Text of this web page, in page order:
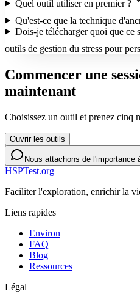
Quel outil utiliser en premier ?
Qu'est-ce que la technique
Dois-je télécharger quoi que ce
outils de gestion du stress pour
Commencer une
maintenant
Choisissez un outil et prenez cinq
Ouvrir les outils
Nous attachons de l'importance
HSPTest.org
Faciliter l'exploration, enrichir la
Liens rapides
Environ
FAQ
Blog
Ressources
Légal